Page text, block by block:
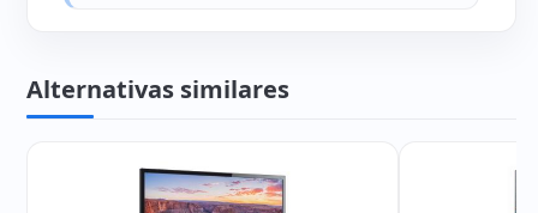
Alternativas similares